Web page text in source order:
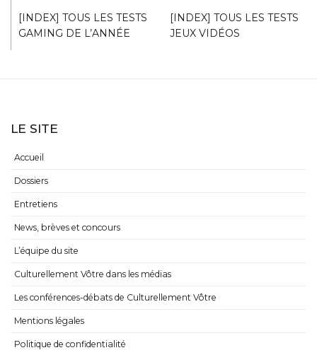
[INDEX] TOUS LES TESTS
GAMING DE L’ANNÉE
[INDEX] TOUS LES TESTS
JEUX VIDÉOS
LE SITE
Accueil
Dossiers
Entretiens
News, brèves et concours
L’équipe du site
Culturellement Vôtre dans les médias
Les conférences-débats de Culturellement Vôtre
Mentions légales
Politique de confidentialité